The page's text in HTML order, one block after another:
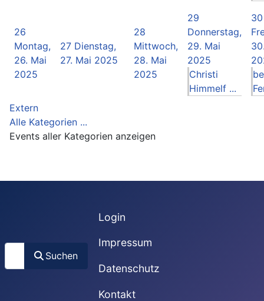
26
Montag,
26. Mai
2025
27 Dienstag,
27. Mai 2025
28
Mittwoch,
28. Mai
2025
29
Donnerstag,
29. Mai
2025
Christi
Himmelf ...
30
Extern
Alle Kategorien ...
Events aller Kategorien anzeigen
Suchen
Suchen
Login
Impressum
Datenschutz
Kontakt